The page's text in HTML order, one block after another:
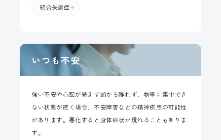
統合失調症
強い不安や心配が絶えず頭から離れず、物事に集中でき
ない状態が続く場合、不安障害などの精神疾患の可能性
があります。悪化すると身体症状が現れることもありま
す。
いつも不安